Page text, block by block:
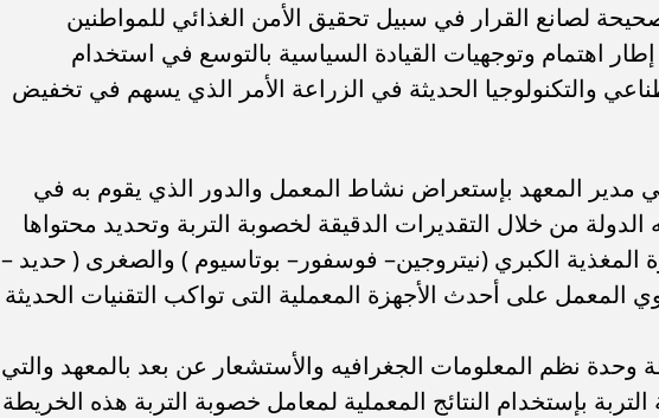
لصانع القرار في سبيل تحقيق الأمن الغذائي للمواطنين
اهتمام وتوجهيات القيادة السياسية بالتوسع في استخدام
والتكنولوجيا الحديثة في الزراعة الأمر الذي يسهم في تخفيض
مدير المعهد بإستعراض نشاط المعمل والدور الذي يقوم به في
من خلال التقديرات الدقيقة لخصوبة التربة وتحديد محتواها
المغذية الكبري (نيتروجين– فوسفور– بوتاسيوم ) والصغرى ( حديد –
المعمل على أحدث الأجهزة المعملية التى تواكب التقنيات الحديثة
نظم المعلومات الجغرافيه والأستشعار عن بعد بالمعهد والتي
بإستخدام النتائج المعملية لمعامل خصوبة التربة هذه الخريطة